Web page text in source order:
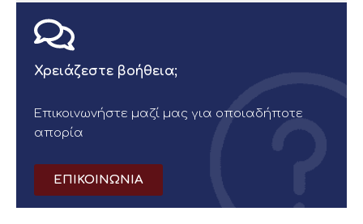
Χρειάζεστε βοήθεια;
Επικοινωνήστε μαζί μας για οποιαδήποτε
απορία
ΕΠΙΚΟΙΝΩΝΙΑ